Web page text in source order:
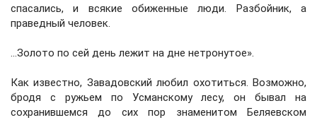
спасались, и всякие обиженные люди. Разбойник, а
праведный человек.
...Золото по сей день лежит на дне нетронутое».
Как известно, Завадовский любил охотиться. Возможно,
бродя с ружьем по Усманскому лесу, он бывал на
сохранившемся до сих пор знаменитом Беляевском